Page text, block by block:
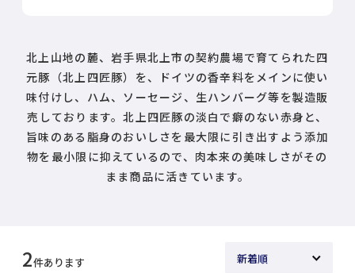
北上山地の麓、岩手県北上市の契約農場で育てられた四
元豚（北上四匠豚）を、ドイツの香辛料をメインに使い
味付けし、ハム、ソーセージ、生ハンバーグ等を製造販
売しております。北上四匠豚の淡白で癖のない赤身と、
旨味のある脂身のおいしさを最大限に引き出すよう添加
物を最小限に抑えているので、肉本来の美味しさがその
まま商品に活きています。
2件あります